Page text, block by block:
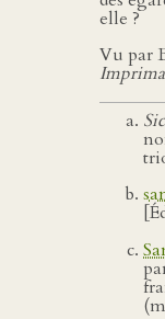
elle ?
Vu par
Sic